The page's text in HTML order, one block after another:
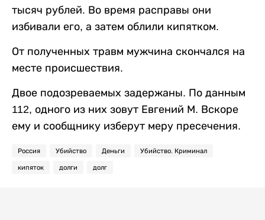
тысяч рублей. Во время расправы они
избивали его, а затем облили кипятком.
От полученных травм мужчина скончался на
месте происшествия.
Двое подозреваемых задержаны. По данным
112, одного из них зовут Евгений М. Вскоре
ему и сообщнику изберут меру пресечения.
Россия Убийство Деньги Убийство. Криминал
кипяток долги долг